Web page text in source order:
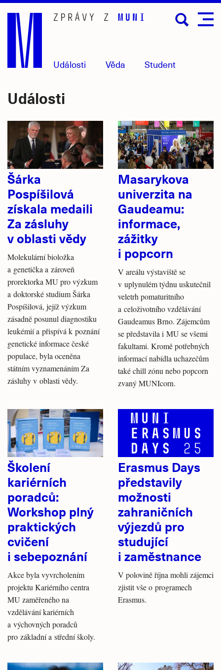
Přejít
hlavní
obsah
Události Věda Student
Události
Šárka
Pospíšilová
získala medaili
Za zásluhy
v oblasti vědy
Molekulární bioložka
a genetička a zároveň
prorektorka MU pro výzkum
a doktorské studium Šárka
Pospíšilová, jejíž výzkum
zásadně posunul diagnostiku
leukémií a přispívá k poznání
genetické informace české
populace, byla oceněna
státním vyznamenáním Za
zásluhy v oblasti vědy.
Masarykova
univerzita na
Gaudeamu:
informace,
zážitky
i popcorn
V areálu výstaviště se
v uplynulém týdnu uskutečnil
veletrh pomaturitního
a celoživotního vzdělávání
Gaudeamus Brno. Zájemcům
se představila i MU se všemi
fakultami. Kromě potřebných
informací nabídla uchazečům
také chill zónu nebo popcorn
zvaný MUNIcorn.
Školení
kariérních
poradců:
Workshop plný
praktických
cvičení
i sebepoznání
Akce byla vyvrcholením
projektu Kariérního centra
MU zaměřeného na
vzdělávání kariérních
a výchovných poradců
pro základní a střední školy.
Erasmus Days
představily
možnosti
zahraničních
výjezdů pro
studující
i zaměstnance
V polovině října mohli zájemci
zjistit vše o programech
Erasmus.